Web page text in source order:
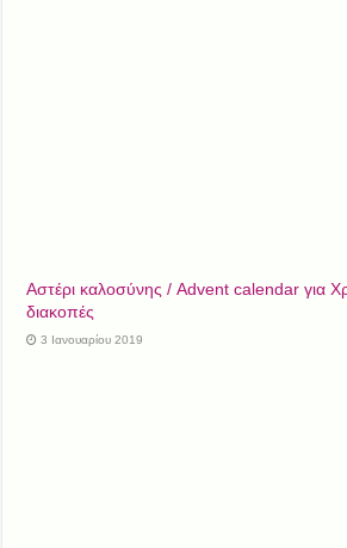
Αστέρι καλοσύνης / Advent calendar για
διακοπές
3 Ιανουαρίου 2019